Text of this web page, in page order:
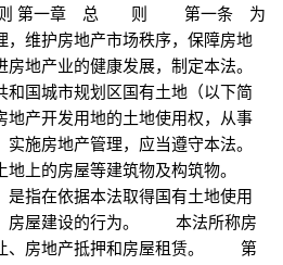
第一章 总 则 第一条 为
，维护房地产市场秩序，保障房地
地产业的健康发展，制定本法。
城市规划区国有土地（以下简
地产开发用地的土地使用权，从事
施房地产管理，应当遵守本法。
上的房屋等建筑物及构筑物。
指在依据本法取得国有土地使用
房屋建设的行为。 本法所称房
、房地产抵押和房屋租赁。 第